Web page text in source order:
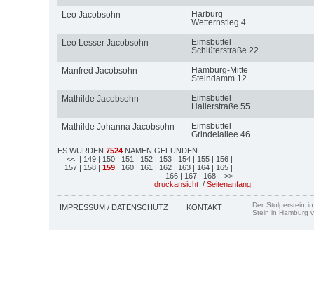
Leo Jacobsohn
Harburg
Wetternstieg 4
Leo Lesser Jacobsohn
Eimsbüttel
Schlüterstraße 22
Manfred Jacobsohn
Hamburg-Mitte
Steindamm 12
Mathilde Jacobsohn
Eimsbüttel
Hallerstraße 55
Mathilde Johanna Jacobsohn
Eimsbüttel
Grindelallee 46
ES WURDEN 7524 NAMEN GEFUNDEN
<< | 149 | 150 | 151 | 152 | 153 | 154 | 155 | 156 |
157 | 158 | 159 | 160 | 161 | 162 | 163 | 164 | 165 |
166 | 167 | 168 | >>
druckansicht / Seitenanfang
IMPRESSUM / DATENSCHUTZ KONTAKT
Der Stolperstein
Stein in Hamburg